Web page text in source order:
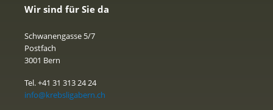
Wir sind für Sie da
Schwanengasse 5/7
Postfach
3001 Bern
Tel. +41 31 313 24 24
info@krebsligabern.ch